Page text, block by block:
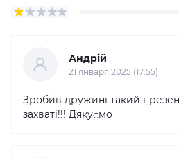
Андрій
21 января 2025 (17:55)
Зробив дружині такий
захваті!!! Дякуємо